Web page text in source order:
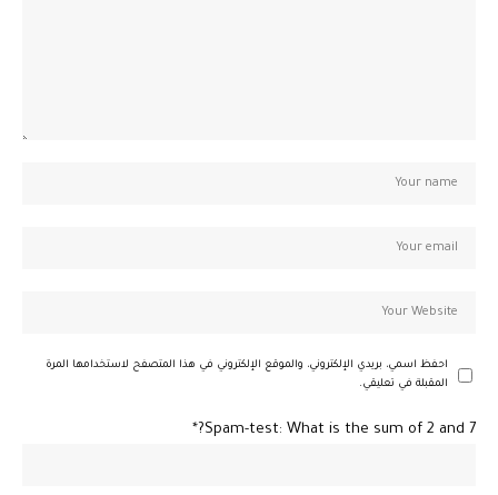
احفظ اسمي، بريدي الإلكتروني، والموقع الإلكتروني في هذا المتصفح لاستخدامها المرة
المقبلة في تعليقي.
Spam-test: What is the sum of 2 and 7?*